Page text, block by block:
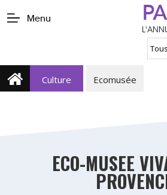
Menu
Culture Ecomusée
ECO-MUSEE